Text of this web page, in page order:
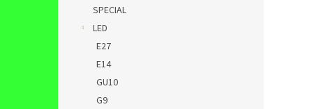
SPECIAL
LED
E27
E14
GU10
G9